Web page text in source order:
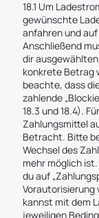
18.1 Um
gewünschte
anfahren und
Anschließend
dir
konkrete Betrag
beachte, dass
zahlende
18.3 und 18.4).
Zahlungsmittel
Betracht. Bitte
Wechsel des
mehr möglich
du auf
Vorautorisierung
kannst mit dem
jeweiligen